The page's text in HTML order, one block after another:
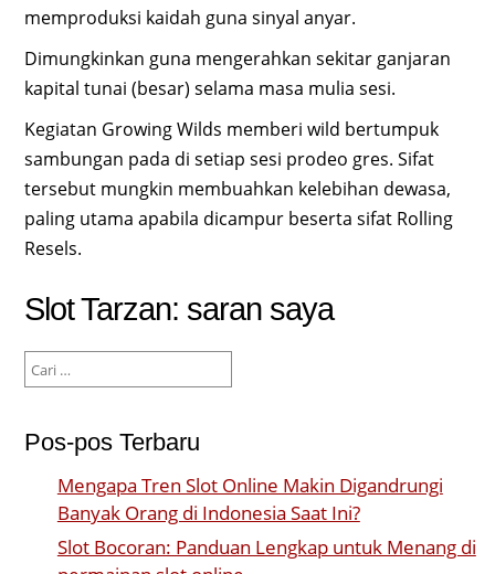
memproduksi kaidah guna sinyal anyar.
Dimungkinkan guna mengerahkan sekitar ganjaran
kapital tunai (besar) selama masa mulia sesi.
Kegiatan Growing Wilds memberi wild bertumpuk
sambungan pada di setiap sesi prodeo gres. Sifat
tersebut mungkin membuahkan kelebihan dewasa,
paling utama apabila dicampur beserta sifat Rolling
Resels.
Slot Tarzan: saran saya
untuk:
Pos-pos Terbaru
Mengapa Tren Slot Online Makin Digandrungi
Banyak Orang di Indonesia Saat Ini?
Slot Bocoran: Panduan Lengkap untuk Menang di